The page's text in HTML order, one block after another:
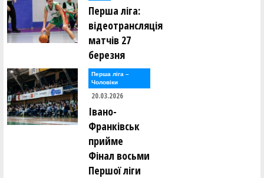
Перша ліга:
відеотрансляція
матчів 27
березня
Перша лiга –
Чоловiки
20.03.2026
Івано-
Франківськ
прийме
Фінал восьми
Першої ліги